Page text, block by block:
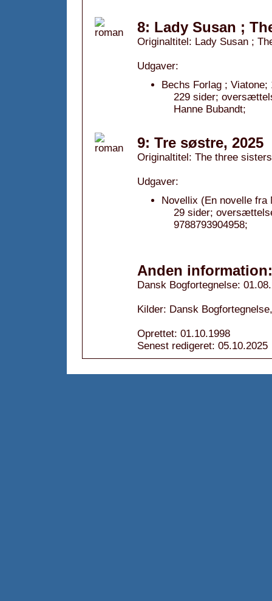
8: Lady Susan ;
Originaltitel: Lady Susan ;
Udgaver:
Bechs Forlag ; Viatone;
229 sider;
Hanne Bubandt;
9: Tre søstre, 2025
Originaltitel: The three sisters
Udgaver:
Novellix (En novelle fra
29 sider;
9788793904958;
Anden information:
Dansk Bogfortegnelse:
Kilder: Dansk
Oprettet: 01.10.1998
Senest redigeret: 05.10.2025